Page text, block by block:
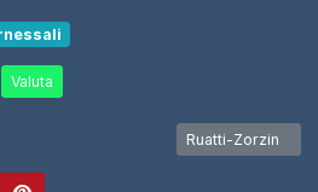
passi per Trent Articolo
Ruatti-Zorzin